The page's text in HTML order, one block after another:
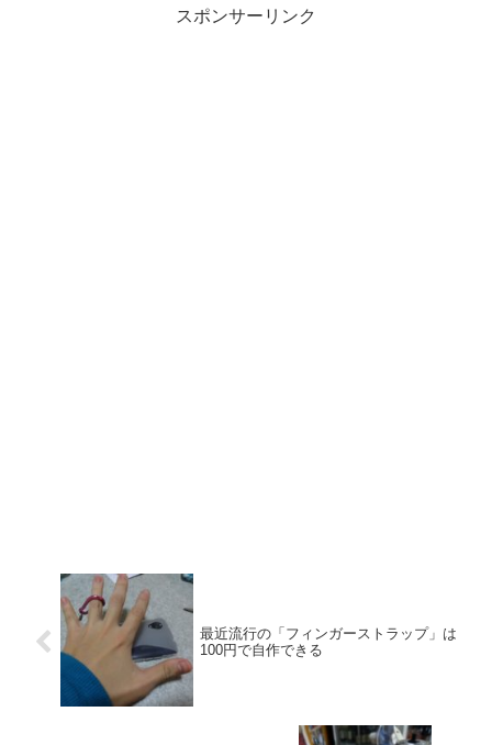
スポンサーリンク
最近流行の「フィンガーストラップ」は
100円で自作できる